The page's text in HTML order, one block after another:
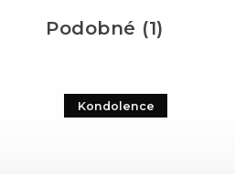
Podobné (1)
Kondolence